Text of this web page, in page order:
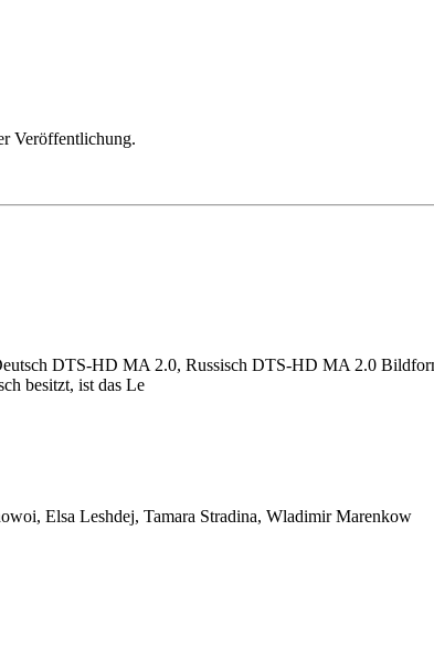
Veröffentlichung.
DTS-HD MA 2.0, Russisch DTS-HD MA 2.0
besitzt, ist das Le
Elsa Leshdej, Tamara Stradina, Wladimir Marenkow